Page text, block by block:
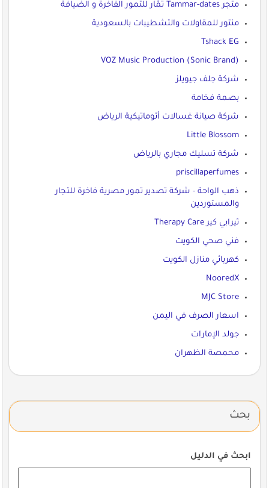
متجر Tammar-dates تمّار للتمور الفاخرة و الضيافة
منتور للمقاولات والتشطيبات بالسعودية
Tshack EG
VOZ Music Production (Sonic Brand)
شركة جلف جيويلز
بصمة فخامة
شركة صيانة غسالات أتوماتيكية الرياض
Little Blossom
شركة تسليك مجاري بالرياض
priscillaperfumes
ذهب الواحة - شركة تصدير تمور مصرية فاخرة للتجار
والمستوردين
ثيرابي كير Therapy Care
فني صحي الكويت
كهربائي منازل الكويت
NooredX
MJC Store
اسعار الصرف في اليمن
جولد الإمارات
محمصة الظهران
بحث
ابحث في الدليل